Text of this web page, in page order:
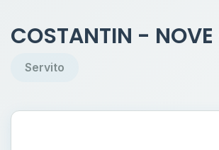
COSTANTIN - NOVE
Servito